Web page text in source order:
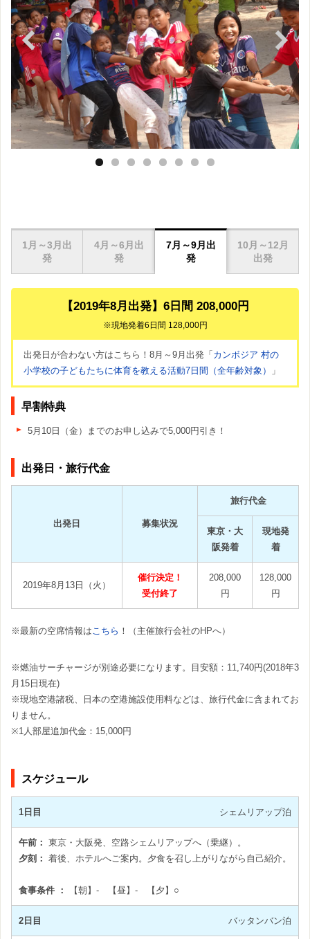
prev next
1月～3月出
発
4月～6月出
発
7月～9月出
発
10月～12月
出発
【2019年8月出発】6日間 208,000円
※現地発着6日間 128,000円
出発日が合わない方はこちら！8月～9月出発「 カンボジア 村の
小学校の子どもたちに体育を教える活動7日間（全年齢対象）
」
早割特典
5月10日（金）までのお申し込みで5,000円引き！
出発日・旅行代金
出発日 募集状況
旅行代金
東京・大
阪発着
現地発
着
2019年8月13日（火）
催行決定！
受付終了
208,000
円
128,000
円
※最新の空席情報はこちら ！（主催旅行会社のHPへ）
※燃油サーチャージが別途必要になります。目安額：11,740円(2018年3
月15日現在)
※現地空港諸税、日本の空港施設使用料などは、旅行代金に含まれてお
りません。
※1人部屋追加代金：15,000円
スケジュール
1日目 シェムリアップ泊
午前： 東京・大阪発、空路シェムリアップへ（乗継）。
夕刻： 着後、ホテルへご案内。夕食を召し上がりながら自己紹介。
食事条件 ： 【朝】- 【昼】- 【夕】○
2日目 バッタンバン泊